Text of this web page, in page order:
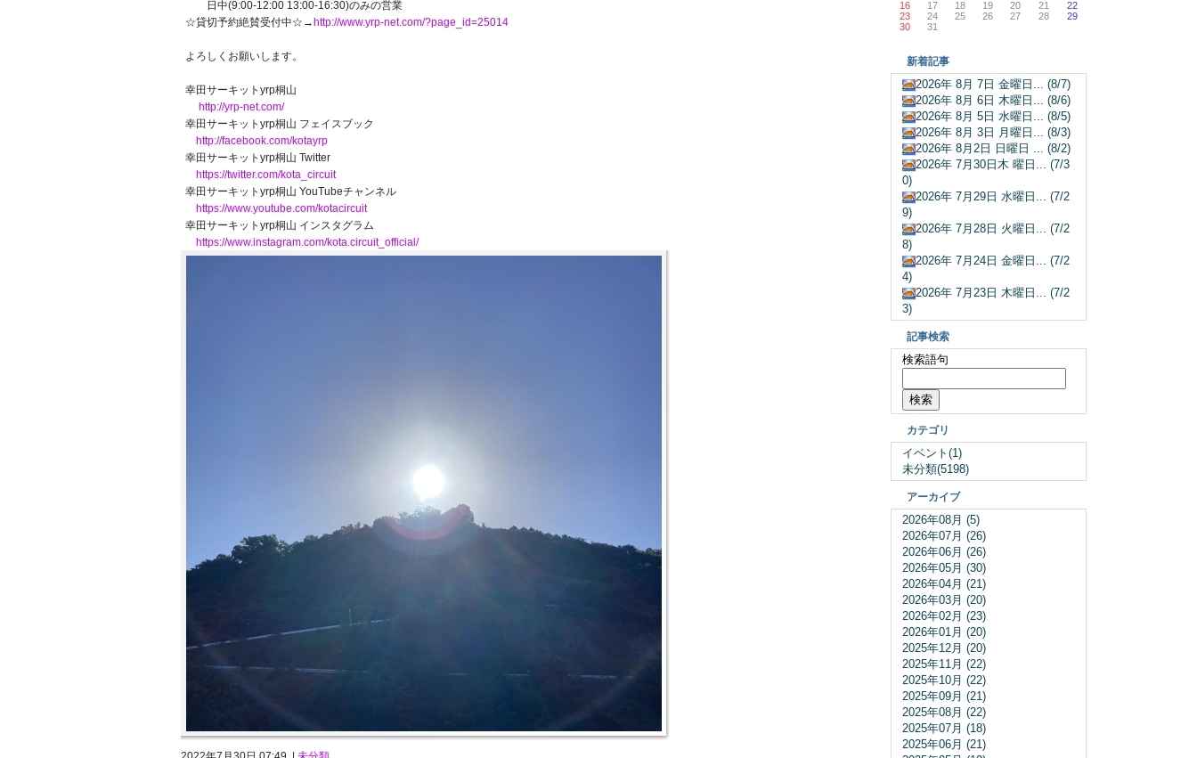
日中(9:00-12:00 13:00-16:30)のみの営業
☆貸切予約絶賛受付中☆→ http://www.yrp-net.com/?page_id=25014
よろしくお願いします。
幸田サーキットyrp桐山
http://yrp-net.com/
幸田サーキットyrp桐山 フェイスブック
http://facebook.com/kotayrp
幸田サーキットyrp桐山 Twitter
https://twitter.com/kota_circuit
幸田サーキットyrp桐山 YouTubeチャンネル
https://www.youtube.com/kotacircuit
幸田サーキットyrp桐山 インスタグラム
https://www.instagram.com/kota.circuit_official/
16
17 18 19 20 21
22
23
24 25 26 27 28
29
30
31
新着記事
2026年 8月 7日 金曜日... (8/7)
2026年 8月 6日 木曜日... (8/6)
2026年 8月 5日 水曜日... (8/5)
2026年 8月 3日 月曜日... (8/3)
2026年 8月2日 日曜日 ... (8/2)
2026年 7月30日木 曜日... (7/3
0)
2026年 7月29日 水曜日... (7/2
9)
2026年 7月28日 火曜日... (7/2
8)
2026年 7月24日 金曜日... (7/2
4)
2026年 7月23日 木曜日... (7/2
3)
記事検索
検索語句
カテゴリ
イベント(1)
未分類(5198)
アーカイブ
2026年08月 (5)
2026年07月 (26)
2026年06月 (26)
2026年05月 (30)
2026年04月 (21)
2026年03月 (20)
2026年02月 (23)
2026年01月 (20)
2025年12月 (20)
2025年11月 (22)
2025年10月 (22)
2025年09月 (21)
2025年08月 (22)
2025年07月 (18)
2025年06月 (21)